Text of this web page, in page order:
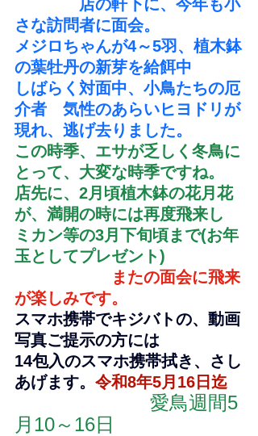
店の軒下に、今年も小
さな訪問者に面会。
メジロちゃんが4～5羽、植木鉢
の葉牡丹の新芽を給餌中
しばらく対面中、小鳥たちの厄
介者　気性のあらいヒヨドリが
現れ、逃げ去りました。
この時季、エサが乏しく冬鳥に
とって、大変な時季ですね。
店先に、2月頃植木鉢の花月花
が、満開の時には再度飛来し
ミカン等の3月下旬頃まで(お年
玉としてプレゼント)
またの面会に飛来
が楽しみです。
スマホ携帯でキジバトの、動画
写真ご提示の方には
14包入のスマホ携帯拭き、さし
あげます。 令和8年5月16日迄
愛鳥週間5
月10～16日